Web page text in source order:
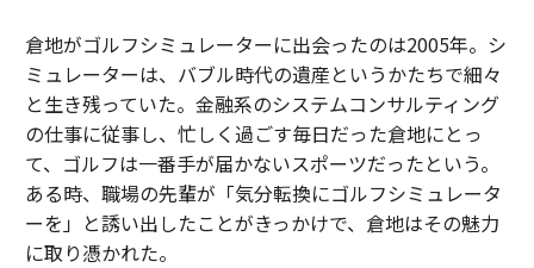
倉地がゴルフシミュレーターに出会ったのは2005年。シ
ミュレーターは、バブル時代の遺産というかたちで細々
と生き残っていた。金融系のシステムコンサルティング
の仕事に従事し、忙しく過ごす毎日だった倉地にとっ
て、ゴルフは一番手が届かないスポーツだったという。
ある時、職場の先輩が「気分転換にゴルフシミュレータ
ーを」と誘い出したことがきっかけで、倉地はその魅力
に取り憑かれた。